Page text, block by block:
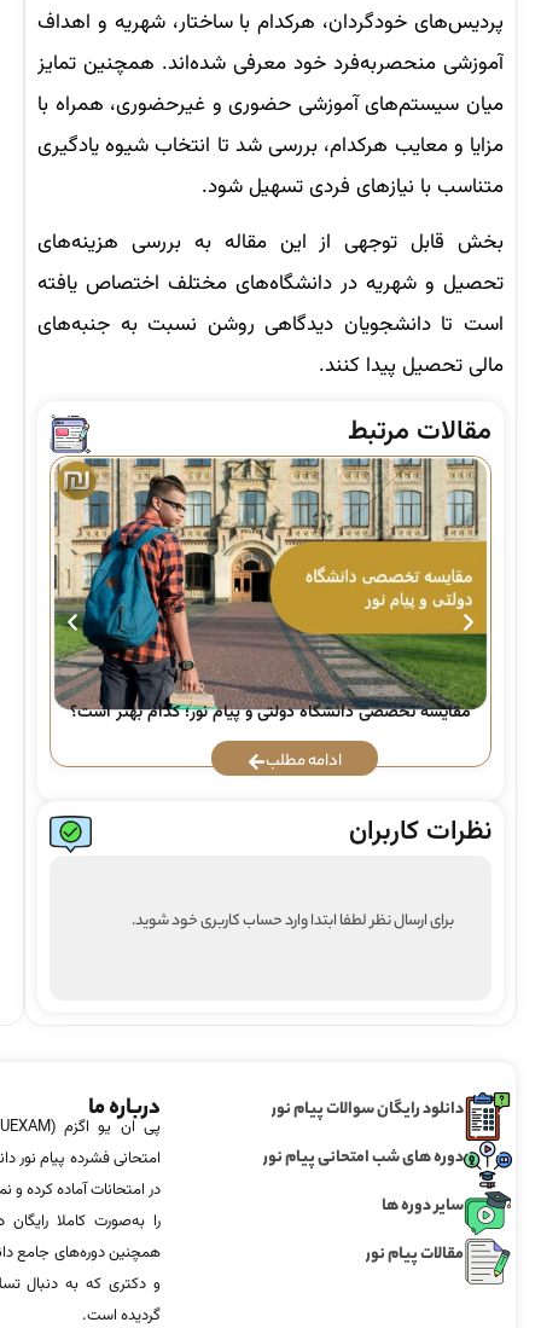
پردیس‌های خودگردان،‌ هرکدام با ساختار، شهریه و اهداف
آموزشی منحصربه‌فرد خود معرفی شده‌اند. همچنین تمایز
میان سیستم‌های آموزشی حضوری و غیرحضوری، همراه با
مزایا و معایب هرکدام، بررسی شد تا انتخاب شیوه یادگیری
متناسب با نیازهای فردی تسهیل شود.
بخش قابل توجهی از این مقاله به بررسی هزینه‌های
تحصیل و شهریه در دانشگاه‌های مختلف اختصاص یافته
است تا دانشجویان دیدگاهی روشن نسبت به جنبه‌های
مالی تحصیل پیدا کنند.
مقالات مرتبط
مقایسه تخصصی دانشگاه دولتی و پیام نور؛ کدام بهتر است؟
ادامه مطلب
نظرات کاربران
برای ارسال نظر لطفا ابتدا وارد حساب کاربری خود شوید.
دانلود رایگان سوالات پیام نور
دوره های شب امتحانی پیام نور
سایر دوره ها
مقالات پیام نور
درباره ما
امتحانی فشرده پیام نور
در امتحانات آماده‌ کرده
را به‌صورت کاملا
همچنین دوره‌های جامع
و دکتری که به دنبال
گردیده است.